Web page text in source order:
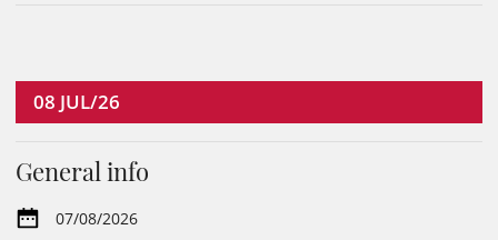
08 JUL/26
General info
07/08/2026